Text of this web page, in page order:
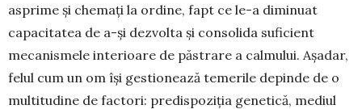
asprime și chemați la ordine, fapt ce le-a diminuat
capacitatea de a-și dezvolta și consolida suficient
mecanismele interioare de păs­trare a calmului. Așadar,
felul cum un om își ges­tio­nează temerile depinde de o
multitudine de factori: predispoziția genetică, mediul